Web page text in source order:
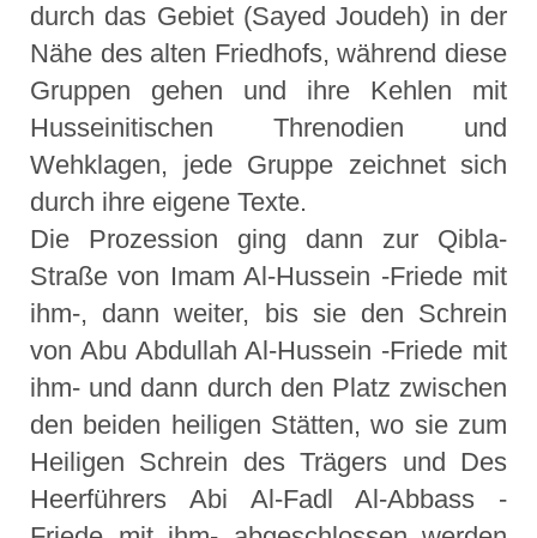
durch das Gebiet (Sayed Joudeh) in der
Nähe des alten Friedhofs, während diese
Gruppen gehen und ihre Kehlen mit
Husseinitischen Threnodien und
Wehklagen, jede Gruppe zeichnet sich
durch ihre eigene Texte.
Die Prozession ging dann zur Qibla-
Straße von Imam Al-Hussein -Friede mit
ihm-, dann weiter, bis sie den Schrein
von Abu Abdullah Al-Hussein -Friede mit
ihm- und dann durch den Platz zwischen
den beiden heiligen Stätten, wo sie zum
Heiligen Schrein des Trägers und Des
Heerführers Abi Al-Fadl Al-Abbass -